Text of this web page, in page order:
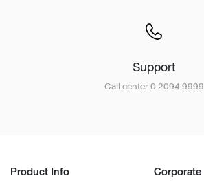
Support
Call center 0 2094 9999
Product Info Corporate